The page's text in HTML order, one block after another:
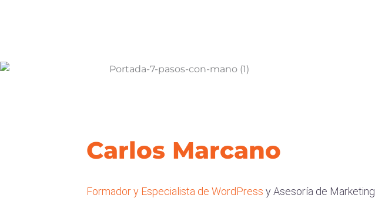
Carlos Marcano
Formador y Especialista de WordPress y Asesoría de Marketing